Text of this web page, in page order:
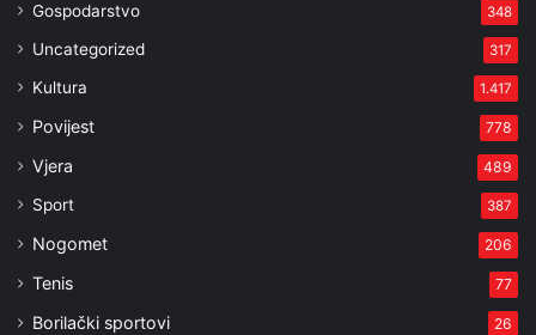
Gospodarstvo 348
Uncategorized 317
Kultura 1.417
Povijest 778
Vjera 489
Sport 387
Nogomet 206
Tenis 77
Borilački sportovi 26